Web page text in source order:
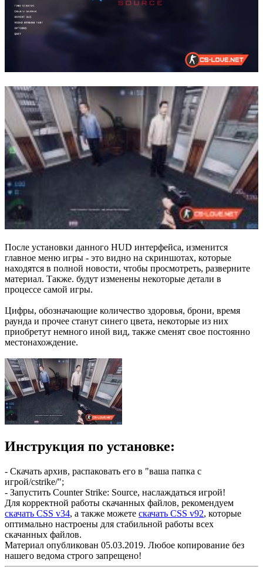
После установки данного HUD интерфейса, изменится
главное меню игры - это видно на скриншотах, которые
находятся в полной новости, чтобы просмотреть, разверните
материал. Также. будут изменены некоторые детали в
процессе самой игры.
Цифры, обозначающие количество здоровья, брони, время
раунда и прочее станут синего цвета, некоторые из них
приобретут немного иной вид, также сменят свое постоянно
местонахождение.
Инструкция по установке:
- Скачать архив, распаковать его в "ваша папка с
игрой/cstrike/";
- Запустить Counter Strike: Source, наслаждаться игрой!
Для корректной работы скачанных файлов, рекомендуем
скачать CSS v34, а также можете скачать CSS v92, которые
оптимально настроены для стабильной работы всех
скачанных файлов.
Материал опубликован 05.03.2019. Любое копирование без
нашего ведома строго запрещено!